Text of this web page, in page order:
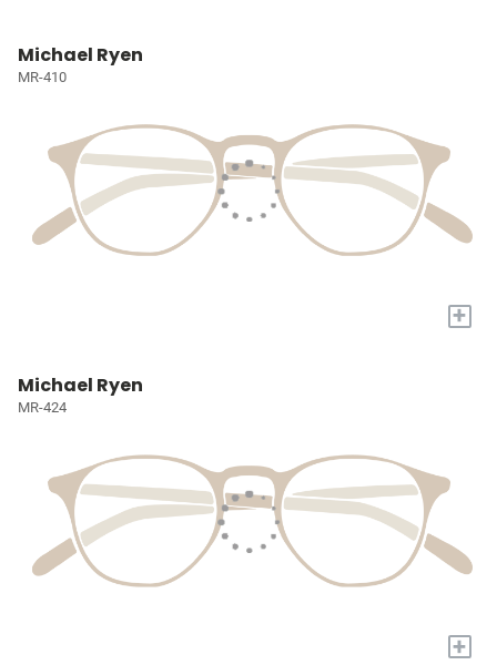
Michael Ryen
MR-410
+
Michael Ryen
MR-424
+